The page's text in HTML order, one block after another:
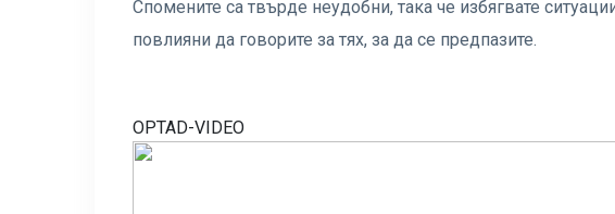
Спомените са твърде неудобни, така че избягвате
повлияни да говорите за тях, за да се предпазите.
OPTAD-VIDEO